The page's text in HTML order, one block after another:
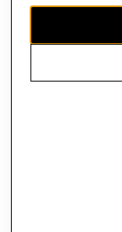
Chile ($)